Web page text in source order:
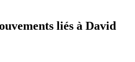
liés à David